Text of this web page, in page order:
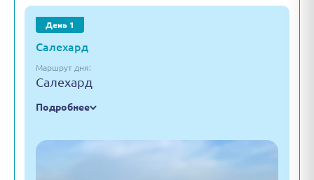
День 1
Салехард
Маршрут дня:
Салехард
Подробнее